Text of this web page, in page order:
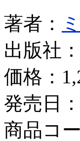
著者：
出版社：
価格：
発売日
商品コ